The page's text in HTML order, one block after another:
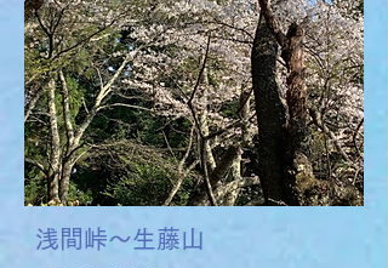
浅間峠〜生藤山